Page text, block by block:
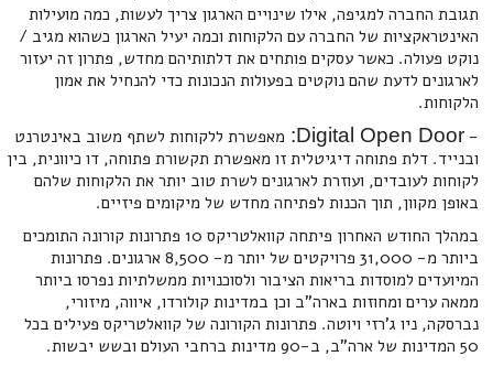
תגובת החברה למגיפה, אילו שינויים הארגון צריך לעשות, כמה מועילות
האינטראקציות של החברה עם הלקוחות וכמה יעיל הארגון כשהוא מגיב /
נוקט פעולה. כאשר עסקים פותחים את דלתותיהם מחדש, פתרון זה יעזור
לארגונים לדעת שהם נוקטים בפעולות הנכונות כדי להנחיל את אמון
הלקוחות.
-
Digital Open Door: מאפשרת ללקוחות לשתף משוב באינטרנט
ובנייד. דלת פתוחה דיגיטלית זו מאפשרת תקשורת פתוחה, דו כיוונית, בין
לקוחות לעובדים, ועוזרת לארגונים לשרת טוב יותר את הלקוחות שלהם
באופן מקוון, תוך הכנות לפתיחה מחדש של מיקומים פיזיים.
במהלך החודש האחרון פיתחה קוואלטריקס 10 פתרונות קורונה התומכים
ביותר מ- 31,000 פרויקטים של יותר מ- 8,500 ארגונים. פתרונות
המיועדים למוסדות בריאות הציבור ולסוכנויות ממשלתיות נפרסו ביותר
ממאה ערים ומחוזות בארה"ב וכן במדינות קולורדו, איווה, מיזורי,
נברסקה, ניו ג'רזי ויוטה. פתרונות הקורונה של קוואלטריקס פעילים בכל
50 המדינות של ארה"ב, ב-90 מדינות ברחבי העולם ובשש יבשות.